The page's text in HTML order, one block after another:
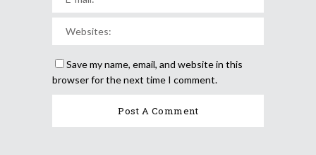
Save my name, email, and website in this
browser for the next time I comment.